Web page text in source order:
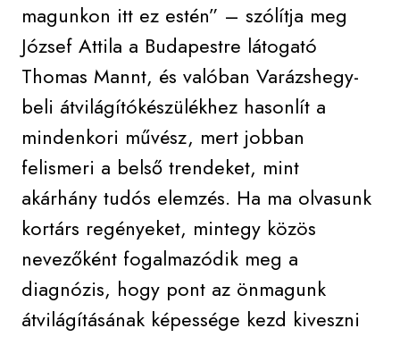
magunkon itt ez estén” – szólítja meg
József Attila a Budapestre látogató
Thomas Mannt, és valóban Varázshegy-
beli átvilágítókészülékhez hasonlít a
mindenkori művész, mert jobban
felismeri a belső trendeket, mint
akárhány tudós elemzés. Ha ma olvasunk
kortárs regényeket, mintegy közös
nevezőként fogalmazódik meg a
diagnózis, hogy pont az önmagunk
átvilágításának képessége kezd kiveszni